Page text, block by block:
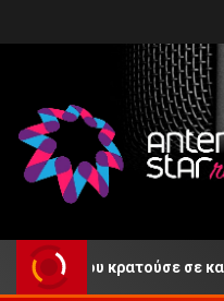
κρατούσε σε καταψύκτη